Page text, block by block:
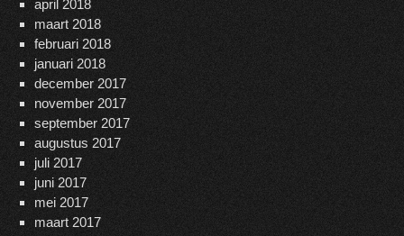
april 2018
maart 2018
februari 2018
januari 2018
december 2017
november 2017
september 2017
augustus 2017
juli 2017
juni 2017
mei 2017
maart 2017